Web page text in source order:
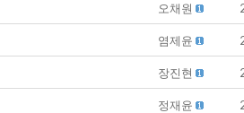
오채원
염제윤
장진현
정재윤